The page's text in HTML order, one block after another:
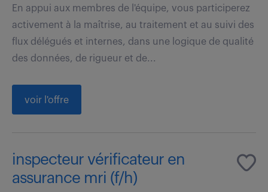
En appui aux membres de l'équipe, vous participerez
activement à la maîtrise, au traitement et au suivi des
flux délégués et internes, dans une logique de qualité
des données, de rigueur et de...
voir l'offre
inspecteur vérificateur en
assurance mri (f/h)